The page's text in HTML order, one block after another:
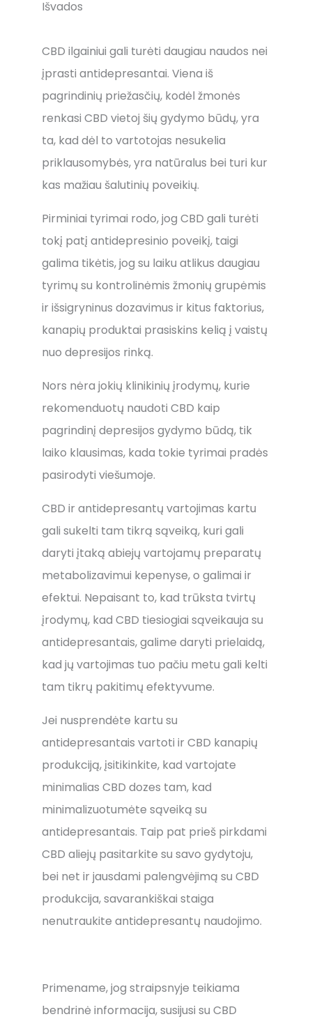
Išvados
CBD ilgainiui gali turėti daugiau naudos nei
įprasti antidepresantai. Viena iš
pagrindinių priežasčių, kodėl žmonės
renkasi CBD vietoj šių gydymo būdų, yra
ta, kad dėl to vartotojas nesukelia
priklausomybės, yra natūralus bei turi kur
kas mažiau šalutinių poveikių.
Pirminiai tyrimai rodo, jog CBD gali turėti
tokį patį antidepresinio poveikį, taigi
galima tikėtis, jog su laiku atlikus daugiau
tyrimų su kontrolinėmis žmonių grupėmis
ir išsigryninus dozavimus ir kitus faktorius,
kanapių produktai prasiskins kelią į vaistų
nuo depresijos rinką.
Nors nėra jokių klinikinių įrodymų, kurie
rekomenduotų naudoti CBD kaip
pagrindinį depresijos gydymo būdą, tik
laiko klausimas, kada tokie tyrimai pradės
pasirodyti viešumoje.
CBD ir antidepresantų vartojimas kartu
gali sukelti tam tikrą sąveiką, kuri gali
daryti įtaką abiejų vartojamų preparatų
metabolizavimui kepenyse, o galimai ir
efektui. Nepaisant to, kad trūksta tvirtų
įrodymų, kad CBD tiesiogiai sąveikauja su
antidepresantais, galime daryti prielaidą,
kad jų vartojimas tuo pačiu metu gali kelti
tam tikrų pakitimų efektyvume.
Jei nusprendėte kartu su
antidepresantais vartoti ir CBD kanapių
produkciją, įsitikinkite, kad vartojate
minimalias CBD dozes tam, kad
minimalizuotumėte sąveiką su
antidepresantais. Taip pat prieš pirkdami
CBD aliejų pasitarkite su savo gydytoju,
bei net ir jausdami palengvėjimą su CBD
produkcija, savarankiškai staiga
nenutraukite antidepresantų naudojimo.
Primename, jog straipsnyje teikiama
bendrinė informacija, susijusi su CBD